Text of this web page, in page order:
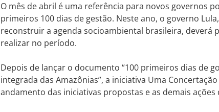
O mês de abril é uma referência para novos governos
primeiros 100 dias de gestão. Neste ano, o governo
reconstruir a agenda socioambiental brasileira, deverá
realizar no período.
Depois de lançar o documento “100 primeiros dias de
integrada das Amazônias”, a iniciativa Uma
andamento das iniciativas propostas e as demais ações